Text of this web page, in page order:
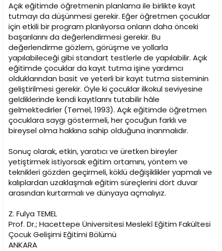
Açık eğitimde öğretmenin planlama ile birlikte kayıt
tutmayı da düşünmesi gerekir. Eğer öğretmen çocuklar
için etkili bir program planlıyorsa onların daha önceki
başarılarını da değerlendirmesi gerekir. Bu
değerlendirme gözlem, görüşme ve yollarla
yapılabileceği gibi standart testlerle de yapılabilir. Açık
eğitimde çocuklar da kayıt tutma işine yardımcı
olduklarından basit ve yeterli bir kayıt tutma sisteminin
geliştirilmesi gerekir. Öyle ki çocuklar ilkokul seviyesine
geldiklerinde kendi kayıtlarını tutabilir hâle
gelmektedirler (Temel, 1993). Açık eğitimde öğretmen
çocuklara saygı göstermeli, her çocuğun farklı ve
bireysel olma hakkına sahip olduğuna inanmalıdır.
Sonuç olarak, etkin, yaratıcı ve üretken bireyler
yetiştirmek istiyorsak eğitim ortamını, yöntem ve
teknikleri gözden geçirmeli, köklü değişiklikler yapmalı ve
kalıplardan uzaklaşmalı eğitim süreçlerini dört duvar
arasından kurtarmalı ve dünyaya açmalıyız.
Z. Fulya TEMEL
Prof. Dr.; Hacettepe Üniversitesi Meslekî Eğitim Fakültesi
Çocuk Gelişimi Eğitimi Bölümü
ANKARA